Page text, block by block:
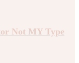
Not MY Type